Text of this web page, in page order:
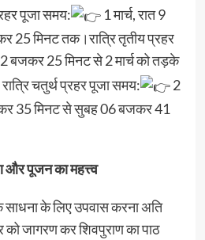
पूजा समय:
1 मार्च, रात 9
25 मिनट तक।रात्रि तृतीय प्रहर
बजकर 25 मिनट से 2 मार्च को तड़के
चतुर्थ प्रहर पूजा समय:
2
35 मिनट से सुबह 06 बजकर 41
और पूजन का महत्त्व
साधना के लिए उपवास करना अति
जागरण कर शिवपुराण का पाठ